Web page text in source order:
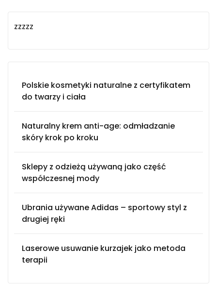
zzzzz
Polskie kosmetyki naturalne z certyfikatem
do twarzy i ciała
Naturalny krem anti-age: odmładzanie
skóry krok po kroku
Sklepy z odzieżą używaną jako część
współczesnej mody
Ubrania używane Adidas – sportowy styl z
drugiej ręki
Laserowe usuwanie kurzajek jako metoda
terapii